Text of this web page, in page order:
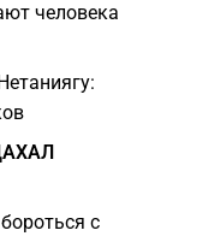
человека
с